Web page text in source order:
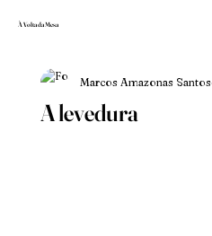
À Volta da Mesa
A levedura
Marcos Amazonas Santos